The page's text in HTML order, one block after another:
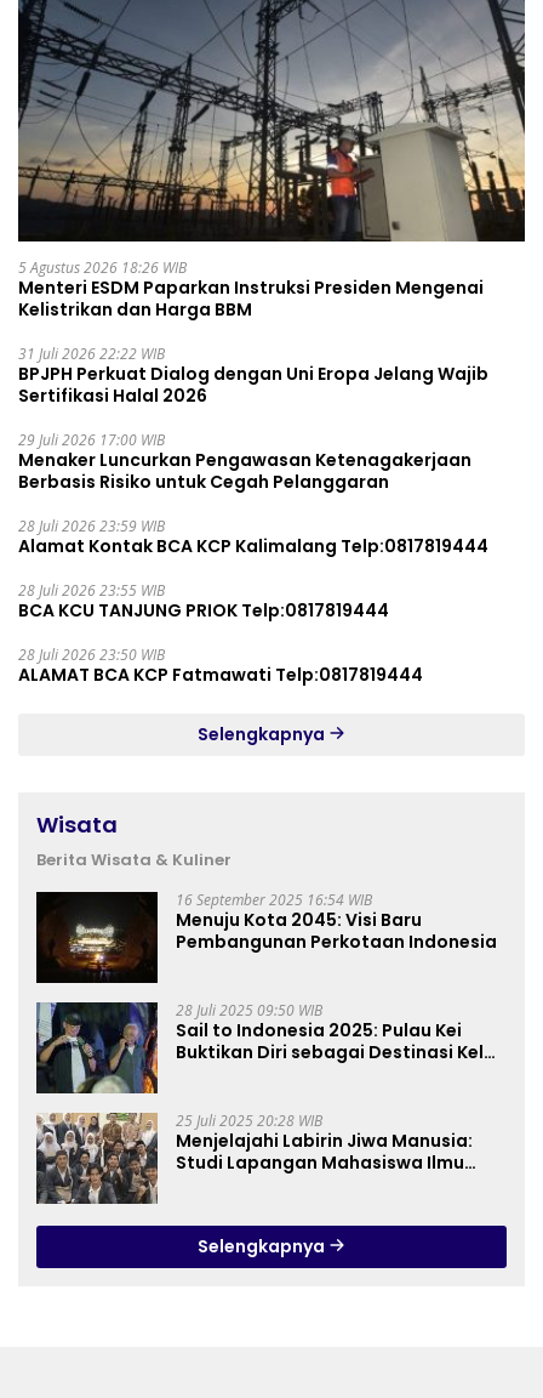
5 Agustus 2026 18:26 WIB
Menteri ESDM Paparkan Instruksi Presiden Mengenai
Kelistrikan dan Harga BBM
31 Juli 2026 22:22 WIB
BPJPH Perkuat Dialog dengan Uni Eropa Jelang Wajib
Sertifikasi Halal 2026
29 Juli 2026 17:00 WIB
Menaker Luncurkan Pengawasan Ketenagakerjaan
Berbasis Risiko untuk Cegah Pelanggaran
28 Juli 2026 23:59 WIB
Alamat Kontak BCA KCP Kalimalang Telp:0817819444
28 Juli 2026 23:55 WIB
BCA KCU TANJUNG PRIOK Telp:0817819444
28 Juli 2026 23:50 WIB
ALAMAT BCA KCP Fatmawati Telp:0817819444
Selengkapnya
Wisata
Berita Wisata & Kuliner
16 September 2025 16:54 WIB
Menuju Kota 2045: Visi Baru
Pembangunan Perkotaan Indonesia
28 Juli 2025 09:50 WIB
Sail to Indonesia 2025: Pulau Kei
Buktikan Diri sebagai Destinasi Kelas
25 Juli 2025 20:28 WIB
Menjelajahi Labirin Jiwa Manusia:
Studi Lapangan Mahasiswa Ilmu
Selengkapnya